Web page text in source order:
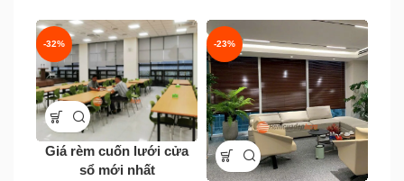
-32%
Giá rèm cuốn lưới cửa
sổ mới nhất
-23%